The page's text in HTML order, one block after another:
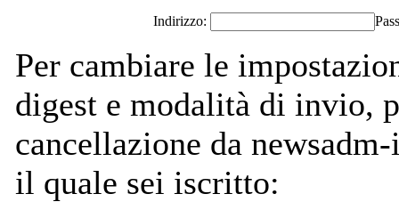
Indirizzo:
Per cambiare le
digest e modalità di invio,
cancellazione da
il quale sei iscritto: